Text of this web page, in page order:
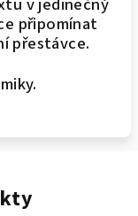
připomínat
přestávce.